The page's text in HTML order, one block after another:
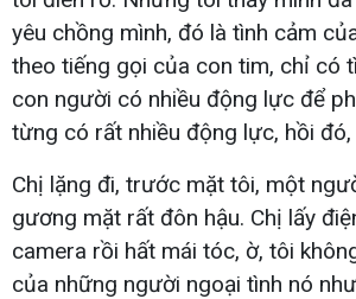
yêu chồng mình, đó là tình cảm
theo tiếng gọi của con tim, chỉ có
con người có nhiều động lực để
từng có rất nhiều động lực, hồi
Chị lặng đi, trước mặt tôi, một
gương mặt rất đôn hậu. Chị lấy
camera rồi hất mái tóc, ờ, tôi
của những người ngoại tình nó